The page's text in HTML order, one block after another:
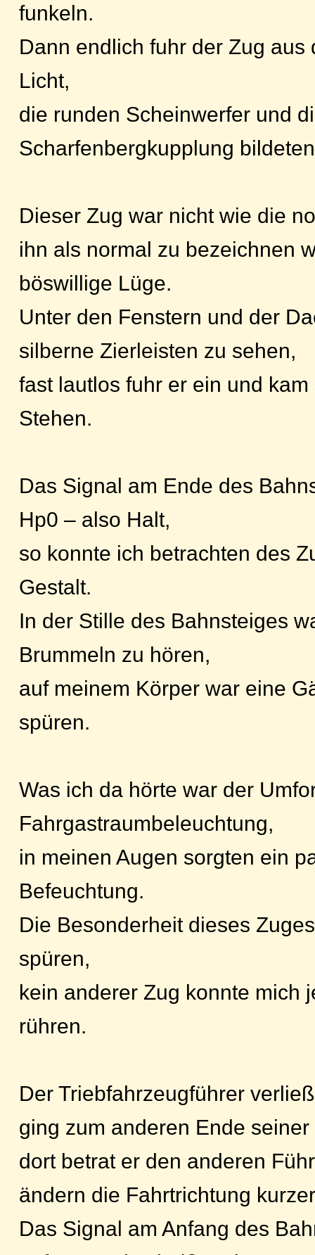
funkeln.
Dann endlich fuhr der Zug aus
Licht,
die runden Scheinwerfer und
Scharfenbergkupplung
Dieser Zug war nicht wie die
ihn als normal zu bezeichnen
böswillige Lüge.
Unter den Fenstern und der
silberne Zierleisten zu sehen,
fast lautlos fuhr er ein und
Stehen.
Das Signal am Ende des
Hp0 – also Halt,
so konnte ich betrachten des
Gestalt.
In der Stille des Bahnsteiges
Brummeln zu hören,
auf meinem Körper war eine
spüren.
Was ich da hörte war der
Fahrgastraumbeleuchtung,
in meinen Augen sorgten ein
Befeuchtung.
Die Besonderheit dieses
spüren,
kein anderer Zug konnte mich
rühren.
Der Triebfahrzeugführer
ging zum anderen Ende
dort betrat er den anderen
ändern die Fahrtrichtung
Das Signal am Anfang des